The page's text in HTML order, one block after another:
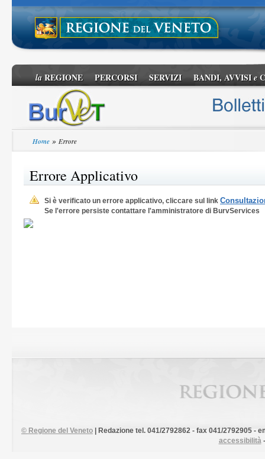
laREGIONE PERCORSI SERVIZI BANDI, AVVISIe
Home » Errore
Errore Applicativo
Si è verificato un errore applicativo, cliccare sul link
Se l'errore persiste contattare l'amministratore di BurvServices
© Regione del Veneto
| Redazione tel. 041/2792862 - fax 041/2792905 -
accessibilità